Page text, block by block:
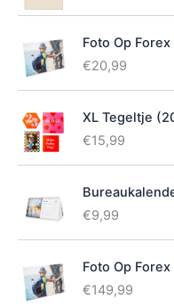
r
Foto Op
€20,99
XL Tegeltje
€15,99
€9,99
Foto Op
€149,99